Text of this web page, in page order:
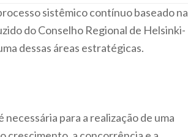
sistêmico contínuo baseado na
do Conselho Regional de Helsinki-
dessas áreas estratégicas.
para a realização de uma